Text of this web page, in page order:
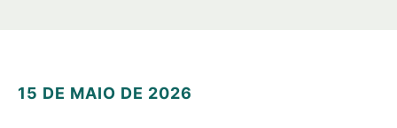
15 DE MAIO DE 2026